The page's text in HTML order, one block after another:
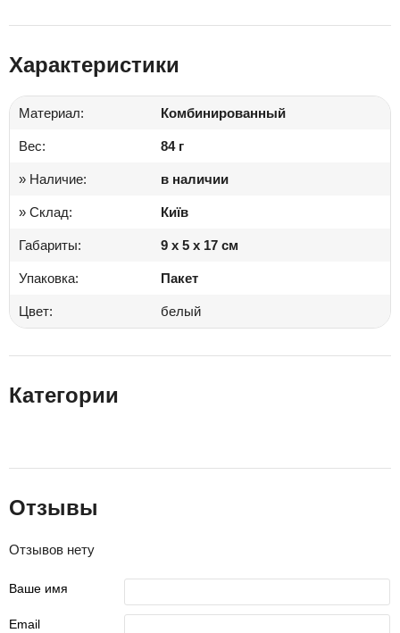
Характеристики
Материал: Комбинированный
Вес: 84 г
» Наличие: в наличии
» Склад: Київ
Габариты: 9 x 5 x 17 см
Упаковка: Пакет
Цвет: белый
Категории
Отзывы
Отзывов нету
Ваше имя
Email